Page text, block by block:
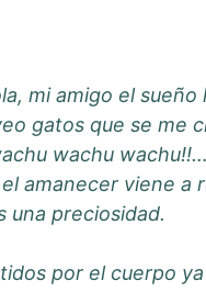
mi amigo el
gatos que se me
wachu
amanecer viene a
una preciosidad.
por el cuerpo